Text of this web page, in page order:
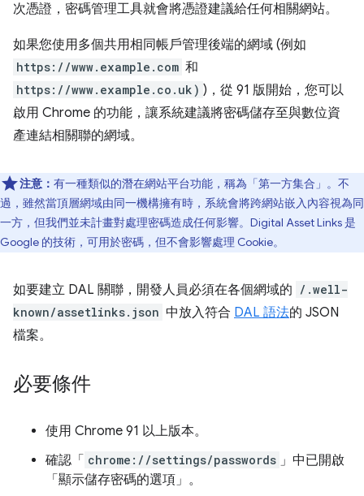
次憑證，密碼管理工具就會將憑證建議給任何相關網站。
如果您使用多個共用相同帳戶管理後端的網域 (例如
https://www.example.com 和
https://www.example.co.uk) )，從 91 版開始，您可以
啟用 Chrome 的功能，讓系統建議將密碼儲存至與數位資
產連結相關聯的網域。
注意： 有一種類似的潛在網站平台功能，稱為「第一方集合」 。不
過，雖然當頂層網域由同一機構擁有時，系統會將跨網站嵌入內容視為同
一方，但我們並未計畫對處理密碼造成任何影響。Digital Asset Links 是
Google 的技術，可用於密碼，但不會影響處理 Cookie。
如要建立 DAL 關聯，開發人員必須在各個網域的 /.well-
known/assetlinks.json 中放入符合 DAL 語法的 JSON
檔案。
必要條件
使用 Chrome 91 以上版本。
確認「 chrome://settings/passwords 」中已開啟
「顯示儲存密碼的選項」。